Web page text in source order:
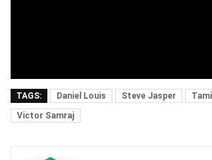
TAGS: Daniel Louis Steve Jasper Tamil
Victor Samraj